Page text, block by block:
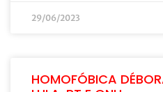
29/06/2023
HOMOFÓBICA